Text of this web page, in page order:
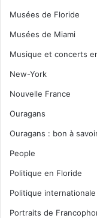
Musées de Floride
Musées de Miami
Musique et concerts
New-York
Nouvelle France
Ouragans
Ouragans : bon à
People
Politique en Floride
Politique internationale
Portraits de